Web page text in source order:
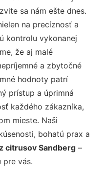
sa nám ešte dnes.
na precíznosť a
kontrolu vykonanej
že aj malé
a zbytočné
hodnoty patrí
prístup a úprimná
každého zákazníka,
mieste. Naši
bohatú prax a
citrusov Sandberg –
pre vás.